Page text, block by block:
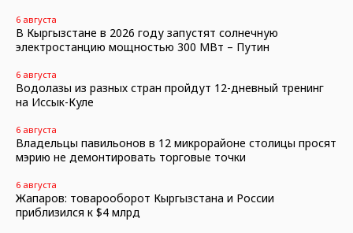
6 августа
В Кыргызстане в 2026 году запустят солнечную
электростанцию мощностью 300 МВт – Путин
6 августа
Водолазы из разных стран пройдут 12-дневный тренинг
на Иссык-Куле
6 августа
Владельцы павильонов в 12 микрорайоне столицы просят
мэрию не демонтировать торговые точки
6 августа
Жапаров: товарооборот Кыргызстана и России
приблизился к $4 млрд